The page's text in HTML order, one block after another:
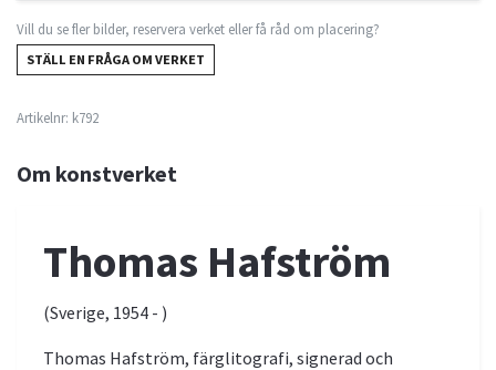
Vill du se fler bilder, reservera verket eller få råd om placering?
STÄLL EN FRÅGA OM VERKET
Artikelnr: k792
Om konstverket
Thomas Hafström
(Sverige, 1954 - )
Thomas Hafström, färglitografi, signerad och